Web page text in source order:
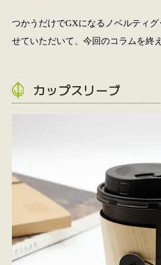
つかうだけでGXになるノベルティ
せていただいて、今回のコラムを終
カップスリーブ